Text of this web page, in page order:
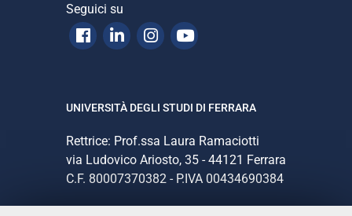
Seguici su
Facebook
LinkedinInstagram
Youtube
UNIVERSITÀ DEGLI STUDI DI FERRARA
Rettrice: Prof.ssa Laura Ramaciotti
via Ludovico Ariosto, 35 - 44121 Ferrara
C.F. 80007370382 - P.IVA 00434690384